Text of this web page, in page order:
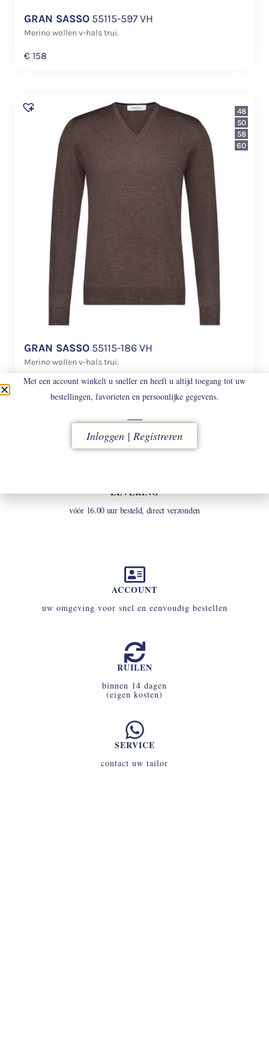
GRAN SASSO 55115-597 VH
Merino wollen v-hals trui.
€ 158
GRAN SASSO 55115-186 VH
Merino wollen v-hals trui.
€158
48
50
58
60
LEVERING
vóór 16.00 uur besteld, direct verzonden
ACCOUNT
uw omgeving voor snel en eenvoudig bestellen
RUILEN
binnen 14 dagen
(eigen kosten)
SERVICE
contact uw tailor
Met een account winkelt u sneller en heeft u altijd toegang tot uw
bestellingen, favorieten en persoonlijke gegevens.
Inloggen | Registreren